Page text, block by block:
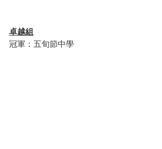
卓越組
冠軍：五旬節中學